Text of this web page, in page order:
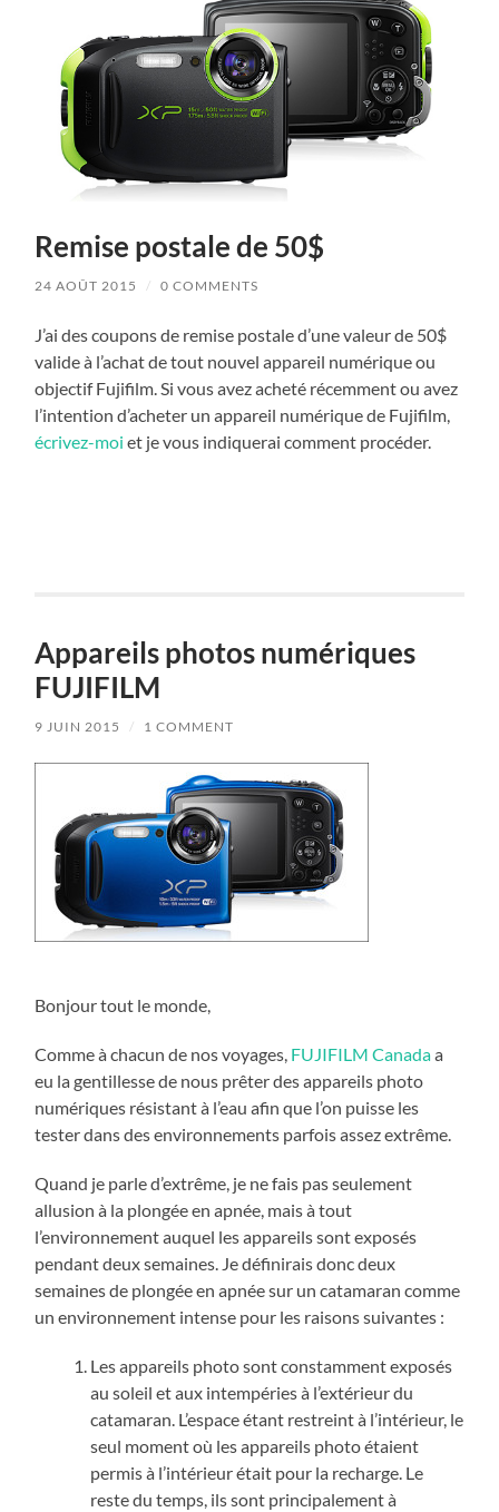
antilles
et
les
Maldives
Remise postale de 50$
24 AOÛT 2015 / 0 COMMENTS
J’ai des coupons de remise postale d’une valeur de 50$
valide à l’achat de tout nouvel appareil numérique ou
objectif Fujifilm. Si vous avez acheté récemment ou avez
l’intention d’acheter un appareil numérique de Fujifilm,
écrivez-moi et je vous indiquerai comment procéder.
Appareils photos numériques
FUJIFILM
9 JUIN 2015 / 1 COMMENT
Bonjour tout le monde,
Comme à chacun de nos voyages, FUJIFILM Canadaa
eu la gentillesse de nous prêter des appareils photo
numériques résistant à l’eau afin que l’on puisse les
tester dans des environnements parfois assez extrême.
Quand je parle d’extrême, je ne fais pas seulement
allusion à la plongée en apnée, mais à tout
l’environnement auquel les appareils sont exposés
pendant deux semaines. Je définirais donc deux
semaines de plongée en apnée sur un catamaran comme
un environnement intense pour les raisons suivantes :
Les appareils photo sont constamment exposés
au soleil et aux intempéries à l’extérieur du
catamaran. L’espace étant restreint à l’intérieur, le
seul moment où les appareils photo étaient
permis à l’intérieur était pour la recharge. Le
reste du temps, ils sont principalement à